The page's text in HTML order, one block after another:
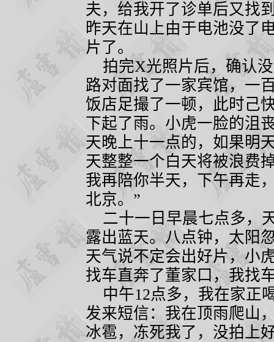
夫，给我开了诊单后又找
昨天在山上由于电池没了
片了。
拍完X光照片后，确认
路对面找了一家宾馆，一
饭店足撮了一顿，此时己
下起了雨。小虎一脸的沮
天晚上十一点的，如果明
天整整一个白天将被浪费
我再陪你半天，下午再走
北京。”
二十一日早晨七点多，
露出蓝天。八点钟，太阳
天气说不定会出好片，小
找车直奔了董家口，我找
中午12点多，我在家正
发来短信：我在顶雨爬山
冰雹，冻死我了，没拍上